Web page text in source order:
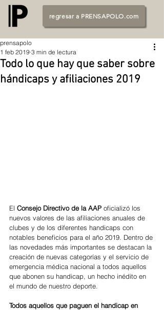
regresar a PRENSAPOLO.com
Todo lo que hay que saber sobre
hándicaps y afiliaciones 2019
prensapolo
1 feb 2019 3 min de lectura
El Consejo Directivo de la AAP oficializó los
nuevos valores de las afiliaciones anuales de
clubes y de los diferentes handicaps con
notables beneficios para el año 2019. Dentro de
las novedades más importantes se destacan la
creación de nuevas categorías y el servicio de
emergencia médica nacional a todos aquellos
que abonen su handicap, un hecho inédito en
el mundo de nuestro deporte.
Todos aquellos que paguen el handicap en